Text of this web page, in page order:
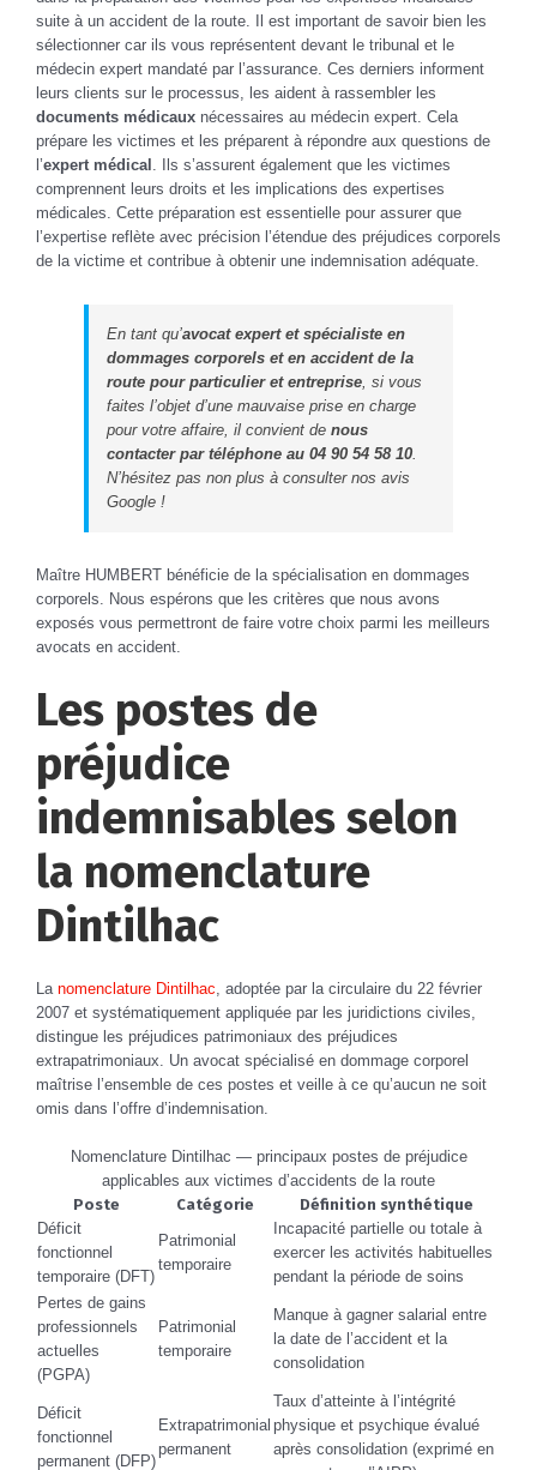
suite à un accident de la route. Il est important de savoir bien les
sélectionner car ils vous représentent devant le tribunal et le
médecin expert mandaté par l’assurance. Ces derniers informent
leurs clients sur le processus, les aident à rassembler les
documents médicaux nécessaires au médecin expert. Cela
prépare les victimes et les préparent à répondre aux questions de
l’expert médical
. Ils s’assurent également que les victimes
comprennent leurs droits et les implications des expertises
médicales. Cette préparation est essentielle pour assurer que
l’expertise reflète avec précision l’étendue des préjudices corporels
de la victime et contribue à obtenir une indemnisation adéquate.
En tant qu’avocat expert et spécialiste en
dommages corporels et en accident de la
route pour particulier et entreprise , si vous
faites l’objet d’une mauvaise prise en charge
pour votre affaire, il convient de nous
contacter par téléphone au 04 90 54 58 10
N’hésitez pas non plus à consulter nos avis
Google !
Maître HUMBERT bénéficie de la spécialisation en dommages
corporels. Nous espérons que les critères que nous avons
exposés vous permettront de faire votre choix parmi les meilleurs
avocats en accident.
Les postes de
préjudice
indemnisables selon
la nomenclature
Dintilhac
La nomenclature Dintilhac , adoptée par la circulaire du 22 février
2007 et systématiquement appliquée par les juridictions civiles,
distingue les préjudices patrimoniaux des préjudices
extrapatrimoniaux. Un avocat spécialisé en dommage corporel
maîtrise l’ensemble de ces postes et veille à ce qu’aucun ne soit
omis dans l’offre d’indemnisation.
Nomenclature Dintilhac — principaux postes de préjudice
applicables aux victimes d’accidents de la route
Poste
Catégorie
Définition synthétique
Déficit
fonctionnel
temporaire (DFT)
Patrimonial
temporaire
Incapacité partielle ou totale à
exercer les activités habituelles
pendant la période de soins
Pertes de gains
professionnels
actuelles
(PGPA)
Patrimonial
temporaire
Manque à gagner salarial entre
la date de l’accident et la
consolidation
Déficit
fonctionnel
permanent (DFP)
Extrapatrimonial
permanent
Taux d’atteinte à l’intégrité
physique et psychique évalué
après consolidation (exprimé en